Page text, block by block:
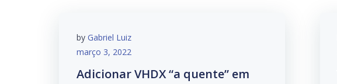
by Gabriel Luiz
março 3, 2022
Adicionar VHDX “a quente” em